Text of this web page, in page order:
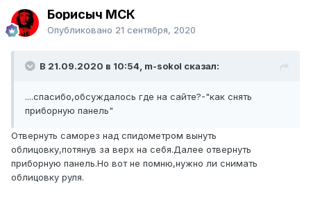
Борисыч МСК
Опубликовано 21 сентября, 2020
В 21.09.2020 в 10:54, m-sokol сказал:
....спасибо,обсуждалось где на сайте?-"как снять
приборную панель"
Отвернуть саморез над спидометром вынуть
облицовку,потянув за верх на себя.Далее отвернуть
приборную панель.Но вот не помню,нужно ли снимать
облицовку руля.